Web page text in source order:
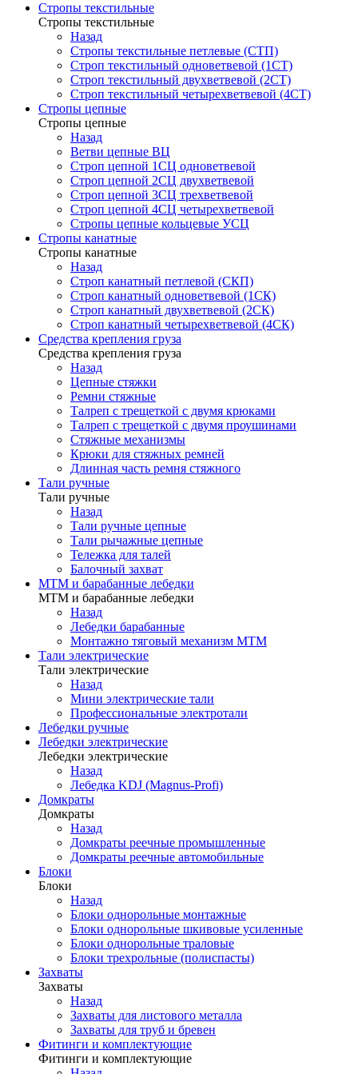
Стропы текстильные
Стропы текстильные
Назад
Стропы текстильные петлевые (СТП)
Строп текстильный одноветвевой (1СТ)
Строп текстильный двухветвевой (2СТ)
Строп текстильный четырехветвевой (4СТ)
Стропы цепные
Стропы цепные
Назад
Ветви цепные ВЦ
Строп цепной 1СЦ одноветвевой
Строп цепной 2СЦ двухветвевой
Строп цепной 3СЦ трехветвевой
Строп цепной 4СЦ четырехветвевой
Стропы цепные кольцевые УСЦ
Стропы канатные
Стропы канатные
Назад
Строп канатный петлевой (СКП)
Строп канатный одноветвевой (1СК)
Строп канатный двухветвевой (2СК)
Строп канатный четырехветвевой (4СК)
Средства крепления груза
Средства крепления груза
Назад
Цепные стяжки
Ремни стяжные
Талреп с трещеткой с двумя крюками
Талреп с трещеткой с двумя проушинами
Стяжные механизмы
Крюки для стяжных ремней
Длинная часть ремня стяжного
Тали ручные
Тали ручные
Назад
Тали ручные цепные
Тали рычажные цепные
Тележка для талей
Балочный захват
МТМ и барабанные лебедки
МТМ и барабанные лебедки
Назад
Лебедки барабанные
Монтажно тяговый механизм МТМ
Тали электрические
Тали электрические
Назад
Мини электрические тали
Профессиональные электротали
Лебедки ручные
Лебедки электрические
Лебедки электрические
Назад
Лебедка KDJ (Magnus-Profi)
Домкраты
Домкраты
Назад
Домкраты реечные промышленные
Домкраты реечные автомобильные
Блоки
Блоки
Назад
Блоки однорольные монтажные
Блоки однорольные шкивовые усиленные
Блоки однорольные траловые
Блоки трехрольные (полиспасты)
Захваты
Захваты
Назад
Захваты для листового металла
Захваты для труб и бревен
Фитинги и комплектующие
Фитинги и комплектующие